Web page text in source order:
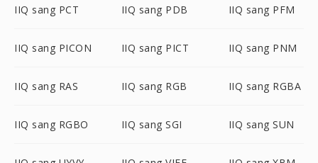
IIQ sang PCT IIQ sang PDB IIQ sang PFM
IIQ sang PICON IIQ sang PICT IIQ sang PNM
IIQ sang RAS IIQ sang RGB IIQ sang RGBA
IIQ sang RGBO IIQ sang SGI IIQ sang SUN